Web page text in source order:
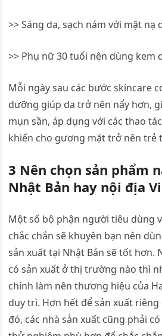
>> Sáng da, sạch nám với mặt
>> Phụ nữ 30 tuổi nên dùng kem
Mỗi ngày sau các bước skincare
dưỡng giúp da trở nên nẩy hơn,
mụn sần, áp dụng với các thao
khiến cho gương mặt trở nên trẻ
3 Nên chọn sản phẩm
Nhật Bản hay nội địa
Một số bộ phận người tiêu dùng
chắc chắn sẽ khuyên bạn nên
sản xuất tại Nhật Bản sẽ tốt hơn.
có sản xuất ở thị trường nào thì
chính làm nên thương hiệu của
duy trì. Hơn hết để sản xuất
đó, các nhà sản xuất cũng phải